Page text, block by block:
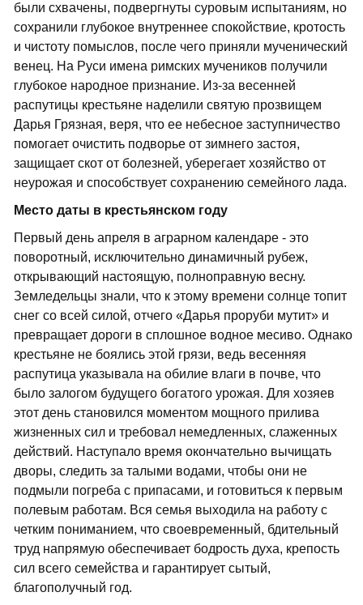
были схвачены, подвергнуты суровым испытаниям, но
сохранили глубокое внутреннее спокойствие, кротость
и чистоту помыслов, после чего приняли мученический
венец. На Руси имена римских мучеников получили
глубокое народное признание. Из-за весенней
распутицы крестьяне наделили святую прозвищем
Дарья Грязная, веря, что ее небесное заступничество
помогает очистить подворье от зимнего застоя,
защищает скот от болезней, уберегает хозяйство от
неурожая и способствует сохранению семейного лада.
Место даты в крестьянском году
Первый день апреля в аграрном календаре - это
поворотный, исключительно динамичный рубеж,
открывающий настоящую, полноправную весну.
Земледельцы знали, что к этому времени солнце топит
снег со всей силой, отчего «Дарья проруби мутит» и
превращает дороги в сплошное водное месиво. Однако
крестьяне не боялись этой грязи, ведь весенняя
распутица указывала на обилие влаги в почве, что
было залогом будущего богатого урожая. Для хозяев
этот день становился моментом мощного прилива
жизненных сил и требовал немедленных, слаженных
действий. Наступало время окончательно вычищать
дворы, следить за талыми водами, чтобы они не
подмыли погреба с припасами, и готовиться к первым
полевым работам. Вся семья выходила на работу с
четким пониманием, что своевременный, бдительный
труд напрямую обеспечивает бодрость духа, крепость
сил всего семейства и гарантирует сытый,
благополучный год.